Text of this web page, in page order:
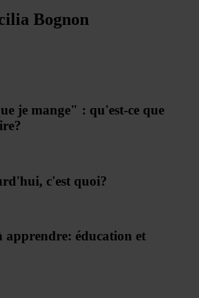
Bognon
je mange" : qu'est-ce que
c'est quoi?
apprendre: éducation et